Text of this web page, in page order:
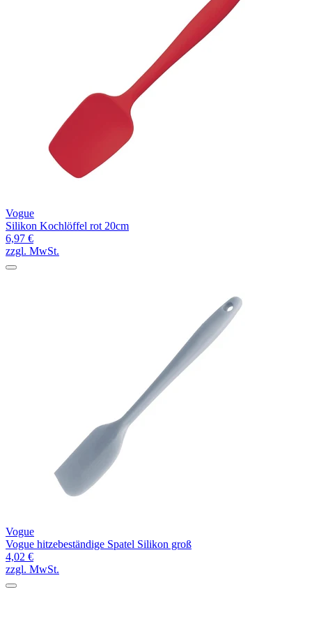
Vogue
Silikon Kochlöffel rot 20cm
6,97 €
zzgl. MwSt.
Vogue
Vogue hitzebeständige Spatel Silikon groß
4,02 €
zzgl. MwSt.